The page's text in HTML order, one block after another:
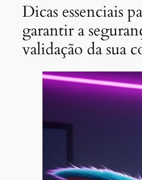
Dicas essenciais
garantir a
validação da sua